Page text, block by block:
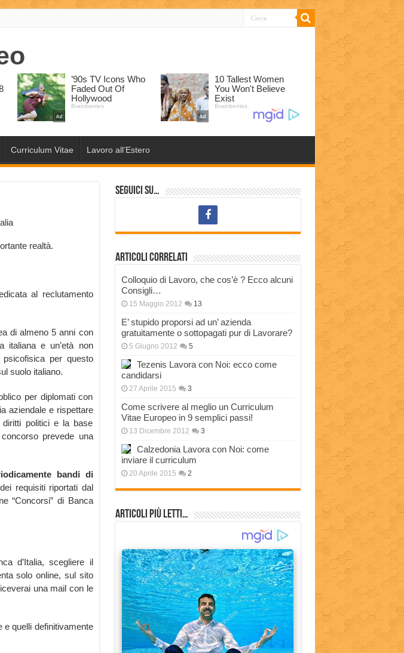
Curriculum Vitae Lavoro all’Estero
realtà.
al reclutamento
di almeno 5 anni con
italiana e un’età non
per questo
suolo italiano.
per diplomati con
aziendale e rispettare
diritti politici e la base
prevede una
bandi di
requisiti riportati dal
“Concorsi” di Banca
d’Italia, scegliere il
solo online, sul sito
una mail con le
e quelli definitivamente
Seguici su…
Articoli correlati
Colloquio di Lavoro, che cos’è ? Ecco alcuni
Consigli…
15 Maggio 2012 13
E’ stupido proporsi ad un’ azienda
gratuitamente o sottopagati pur di Lavorare?
5 Giugno 2012 5
Tezenis Lavora con Noi: ecco come
candidarsi
27 Aprile 2015 3
Come scrivere al meglio un Curriculum
Vitae Europeo in 9 semplici passi!
13 Dicembre 2012 3
Calzedonia Lavora con Noi: come
inviare il curriculum
20 Aprile 2015 2
Articoli più Letti…